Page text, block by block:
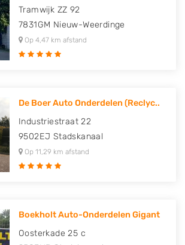
Tramwijk ZZ 92
7831GM Nieuw-Weerdinge
Op 4,47 km afstand
De Boer Auto Onderdelen (Reclyc..
Industriestraat 22
9502EJ Stadskanaal
Op 11,29 km afstand
Boekholt Auto-Onderdelen Gigant
Oosterkade 25 c